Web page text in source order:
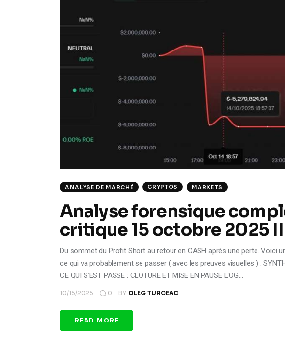
ANALYSE DE MARCHÉ CRYPTOS MARKETS
Analyse forensique
critique 15 octobre 2025 II
Du sommet du Profit Short au retour en CASH après une perte. Voici
ce qui va probablement se passer ( avec les preuves visuelles ) :
CE QUI S’EST PASSE : CLOTURE ET MISE EN PAUSE L'OG…
10/15/2025 0 BY OLEG TURCEAC
READ MORE